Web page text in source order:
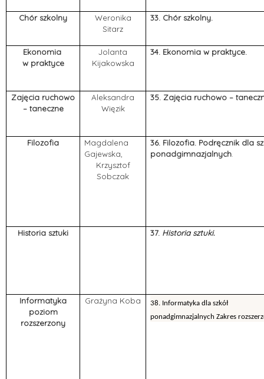
Chór szkolny
Weronika
Sitarz
33. Chór szkolny.
Ekonomia
w praktyce
Jolanta
Kijakowska
34. Ekonomia w praktyce.
Zajęcia ruchowo
– taneczne
Aleksandra
Więzik
35. Zajęcia ruchowo –
Filozofia
Magdalena
Gajewska,
Krzysztof
Sobczak
36. Filozofia. Podręcznik dla
ponadgimnazjalnych
Historia sztuki 37. Historia sztuki.
Informatyka
poziom
rozszerzony
Grażyna Koba 38. Informatyka dla szkół
ponadgimnazjalnych Zakres